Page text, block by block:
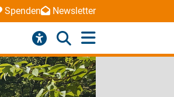
Spenden Newsletter